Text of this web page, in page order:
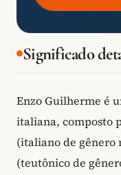
Significado
Enzo Guilherme é
italiana, composto
(italiano de gênero
(teutônico de